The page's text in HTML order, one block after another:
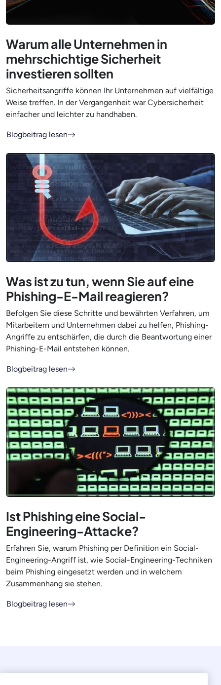
Warum alle Unternehmen in
mehrschichtige Sicherheit
investieren sollten
Sicherheitsangriffe können Ihr Unternehmen auf vielfältige
Weise treffen. In der Vergangenheit war Cybersicherheit
einfacher und leichter zu handhaben.
Blogbeitrag lesen
Was ist zu tun, wenn Sie auf eine
Phishing-E-Mail reagieren?
Befolgen Sie diese Schritte und bewährten Verfahren, um
Mitarbeitern und Unternehmen dabei zu helfen, Phishing-
Angriffe zu entschärfen, die durch die Beantwortung einer
Phishing-E-Mail entstehen können.
Blogbeitrag lesen
Ist Phishing eine Social-
Engineering-Attacke?
Erfahren Sie, warum Phishing per Definition ein Social-
Engineering-Angriff ist, wie Social-Engineering-Techniken
beim Phishing eingesetzt werden und in welchem
Zusammenhang sie stehen.
Blogbeitrag lesen